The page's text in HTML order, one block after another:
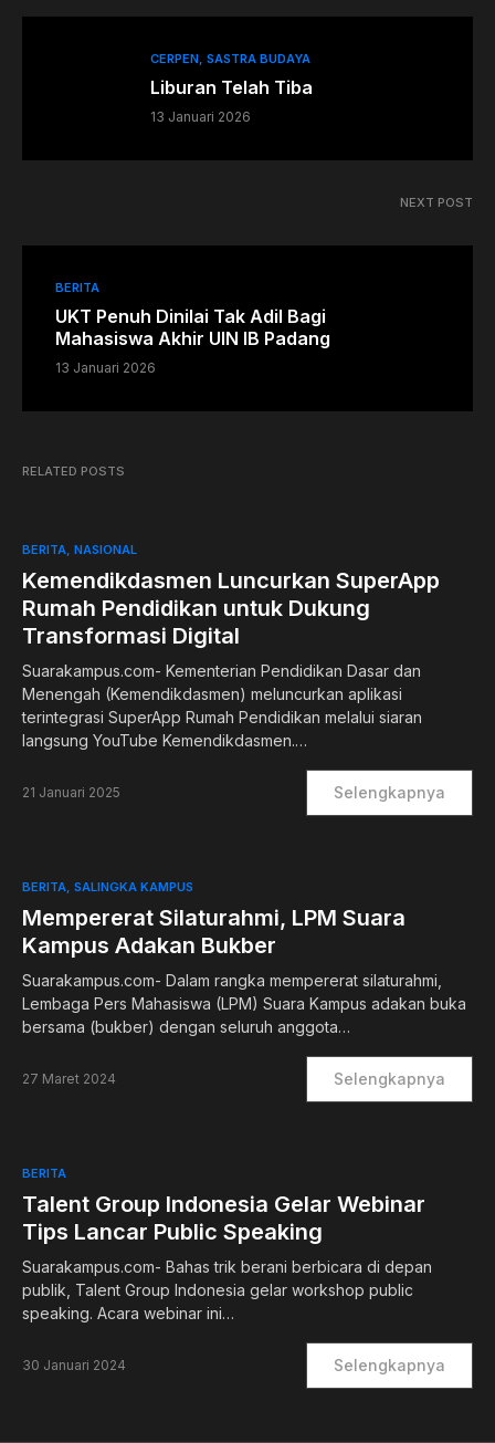
CERPEN SASTRA BUDAYA
Liburan Telah Tiba
13 Januari 2026
NEXT POST
BERITA
UKT Penuh Dinilai Tak Adil Bagi
Mahasiswa Akhir UIN IB Padang
13 Januari 2026
RELATED POSTS
BERITA NASIONAL
Kemendikdasmen Luncurkan SuperApp
Rumah Pendidikan untuk Dukung
Transformasi Digital
Suarakampus.com- Kementerian Pendidikan Dasar dan
Menengah (Kemendikdasmen) meluncurkan aplikasi
terintegrasi SuperApp Rumah Pendidikan melalui siaran
langsung YouTube Kemendikdasmen.…
21 Januari 2025 Selengkapnya
BERITA SALINGKA KAMPUS
Mempererat Silaturahmi, LPM Suara
Kampus Adakan Bukber
Suarakampus.com- Dalam rangka mempererat silaturahmi,
Lembaga Pers Mahasiswa (LPM) Suara Kampus adakan buka
bersama (bukber) dengan seluruh anggota…
27 Maret 2024 Selengkapnya
BERITA
Talent Group Indonesia Gelar Webinar
Tips Lancar Public Speaking
Suarakampus.com- Bahas trik berani berbicara di depan
publik, Talent Group Indonesia gelar workshop public
speaking. Acara webinar ini…
30 Januari 2024 Selengkapnya